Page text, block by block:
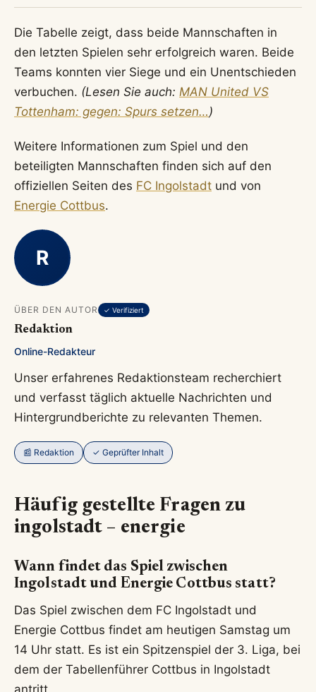
Die Tabelle zeigt, dass beide Mannschaften in
den letzten Spielen sehr erfolgreich waren. Beide
Teams konnten vier Siege und ein Unentschieden
verbuchen. (Lesen Sie auch: MAN United VS
Tottenham: gegen: Spurs setzen…)
Weitere Informationen zum Spiel und den
beteiligten Mannschaften finden sich auf den
offiziellen Seiten des FC Ingolstadt und von
Energie Cottbus.
R
ÜBER DEN AUTOR ✓ Verifiziert
Redaktion
Online-Redakteur
Unser erfahrenes Redaktionsteam recherchiert
und verfasst täglich aktuelle Nachrichten und
Hintergrundberichte zu relevanten Themen.
📰 Redaktion ✓ Geprüfter Inhalt
Häufig gestellte Fragen zu
ingolstadt – energie
Wann findet das Spiel zwischen
Ingolstadt und Energie Cottbus statt?
Das Spiel zwischen dem FC Ingolstadt und
Energie Cottbus findet am heutigen Samstag um
14 Uhr statt. Es ist ein Spitzenspiel der 3. Liga, bei
dem der Tabellenführer Cottbus in Ingolstadt